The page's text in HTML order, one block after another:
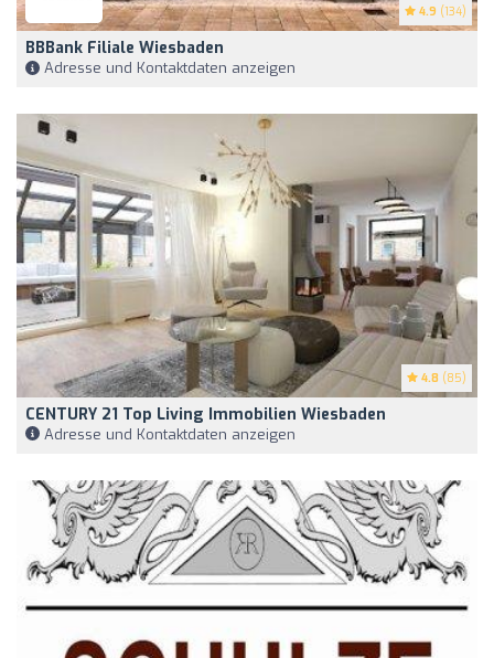
4.9 (134)
BBBank Filiale Wiesbaden
Adresse und Kontaktdaten anzeigen
4.8 (85)
CENTURY 21 Top Living Immobilien Wiesbaden
Adresse und Kontaktdaten anzeigen